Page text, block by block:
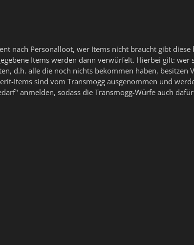
nach Personalloot, wer Items nicht braucht gibt
Items werden dann verwürfelt. Hierbei gilt:
d.h. alle die noch nichts bekommen haben,
Items sind vom Transmogg ausgenommen und
anmelden, sodass die Transmogg-Würfe auch